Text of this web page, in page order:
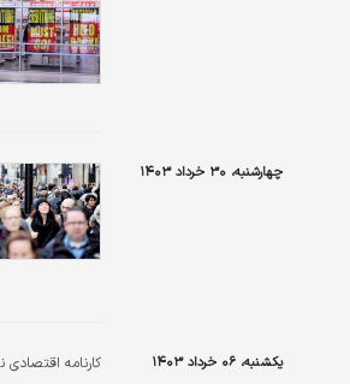
چهارشنبه، ۳۰ خرداد ۱۴۰۳
یکشنبه، ۰۶ خرداد ۱۴۰۳ کارنامه